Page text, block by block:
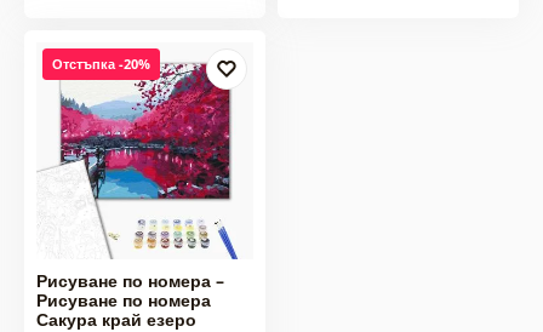
Отстъпка -20%
Рисуване по номера –
Рисуване по номера
Сакура край езеро